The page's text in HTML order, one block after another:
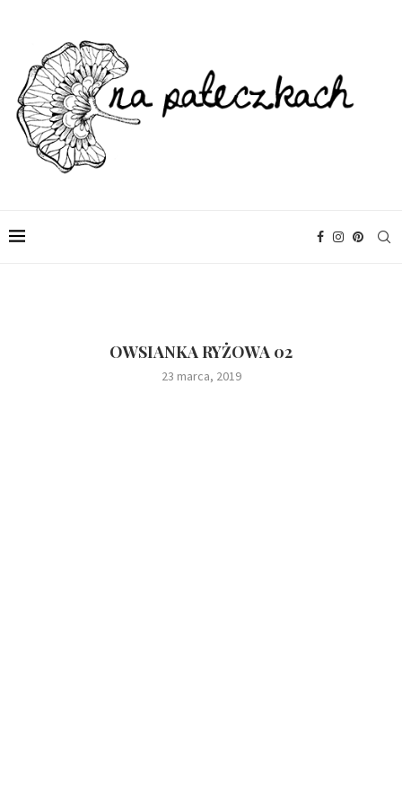
OWSIANKA RYŻOWA 02
23 marca, 2019